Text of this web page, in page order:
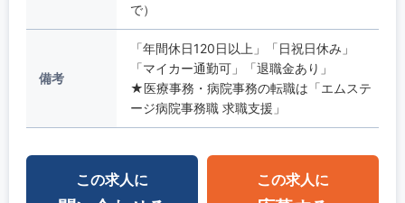
で）
備考
「年間休日120日以上」「日祝日休み」
「マイカー通勤可」「退職金あり」
★医療事務・病院事務の転職は「エムステ
ージ病院事務職 求職支援」
この求人に この求人に